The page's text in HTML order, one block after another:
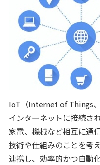
IoT（Internet of Things、
インターネットに接続さ
家電、機械など相互に通
技術や仕組みのことを考
連携し、効率的かつ自動